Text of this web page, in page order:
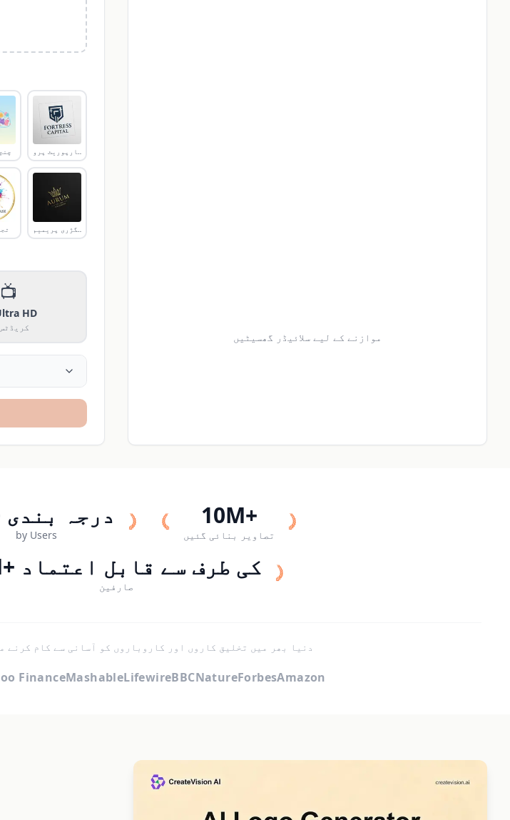
کارپوریٹ پرو
لگژری پریمیم
📺
HD
کریڈٹس
موازنے کے لیے سلائیڈر گھسیٹیں
4.8+ درجہ بندی
by Users
10M+
تصاویر بنائی گئیں
1M+ کی طرف سے قابل اعتماد
صارفین
دنیا بھر میں تخلیق کاروں اور کاروباروں کو آسانی سے کام کرنے
FinanceMashableLifewireBBCNatureForbesAmazon